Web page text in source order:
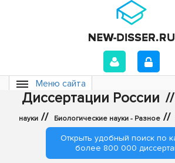
Меню сайта
Диссертации России //
науки // Биологические науки - Разное //
Открыть удобный поиск по
более 800 000